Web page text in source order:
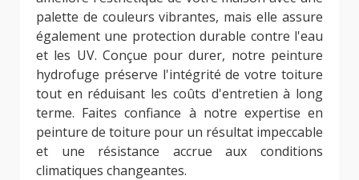
palette de couleurs vibrantes, mais elle assure
également une protection durable contre l'eau
et les UV. Conçue pour durer, notre peinture
hydrofuge préserve l'intégrité de votre toiture
tout en réduisant les coûts d'entretien à long
terme. Faites confiance à notre expertise en
peinture de toiture pour un résultat impeccable
et une résistance accrue aux conditions
climatiques changeantes.